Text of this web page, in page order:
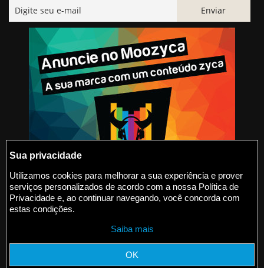
@2015-2026 Moozyca
Sua privacidade
Utilizamos cookies para melhorar a sua experiência e prover
serviços personalizados de acordo com a nossa Política de
Privacidade e, ao continuar navegando, você concorda com
estas condições.
Saiba mais
OK